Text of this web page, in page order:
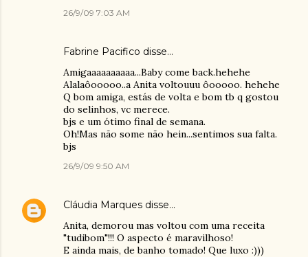
26/9/09 7:03 AM
Fabrine Pacifico disse…
Amigaaaaaaaaaa...Baby come back.hehehe
Alalaôooooo..a Anita voltouuu ôooooo. hehehe
Q bom amiga, estás de volta e bom tb q gostou
do selinhos, vc merece.
bjs e um ótimo final de semana.
Oh!Mas não some não hein...sentimos sua falta.
bjs
26/9/09 9:50 AM
Cláudia Marques disse…
Anita, demorou mas voltou com uma receita
"tudibom"!!! O aspecto é maravilhoso!
E ainda mais, de banho tomado! Que luxo :)))